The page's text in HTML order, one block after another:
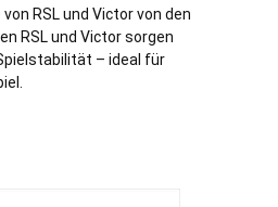
RSL und Victor von den
RSL und Victor sorgen
– ideal für